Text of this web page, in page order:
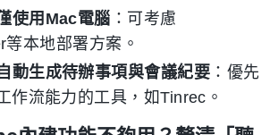
使用Mac電腦 ：可考慮
本地部署方案。
動生成待辦事項與會議紀要 ：優先
作流能力的工具，如Tinrec。